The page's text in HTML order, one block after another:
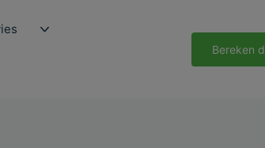
Bereken